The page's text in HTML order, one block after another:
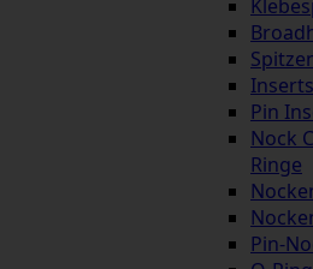
Inserts
Pin
Nock
Ringe
Pin-